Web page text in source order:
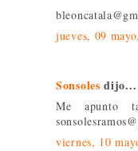
jueves, 09
Sonsoles dijo...
Me apunto
viernes, 10